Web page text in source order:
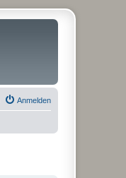
Anmelden